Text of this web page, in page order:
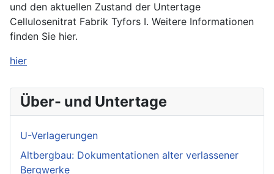
und den aktuellen Zustand der Untertage
Cellulosenitrat Fabrik Tyfors I. Weitere Informationen
finden Sie hier.
hier
Über- und Untertage
U-Verlagerungen
Altbergbau: Dokumentationen alter verlassener
Bergwerke